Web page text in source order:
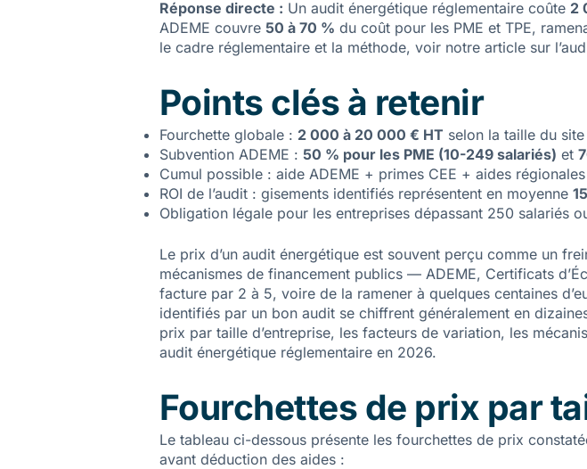
Réponse directe : Un audit énergétique réglementaire coûte 2
ADEME couvre 50 à 70 % du coût pour les PME et TPE,
le cadre réglementaire et la méthode, voir notre article sur l’
Points clés à retenir
Fourchette globale : 2 000 à 20 000 € HT selon la taille du
Subvention ADEME : 50 % pour les PME (10-249 salariés) et
Cumul possible : aide ADEME + primes CEE + aides régionales
ROI de l’audit : gisements identifiés représentent en moyenne
Obligation légale pour les entreprises dépassant 250 salariés
Le prix d’un audit énergétique est souvent perçu comme un
mécanismes de financement publics — ADEME, Certificats
facture par 2 à 5, voire de la ramener à quelques centaines
identifiés par un bon audit se chiffrent généralement en
prix par taille d’entreprise, les facteurs de variation, les
audit énergétique réglementaire en 2026.
Fourchettes de prix par
Le tableau ci-dessous présente les fourchettes de prix
avant déduction des aides :